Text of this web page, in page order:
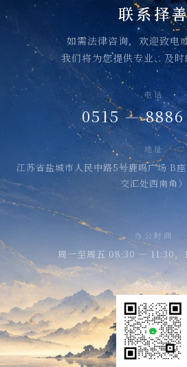
联系择
如需法律咨询，欢迎致电
我们将为您提供专业、及
电话
0515 — 8886
地址
江苏省盐城市人民中路5号鹿鸣广场 B
交汇处西南角）
办公时间
周一至周五 08:30 — 11:30
微信咨询